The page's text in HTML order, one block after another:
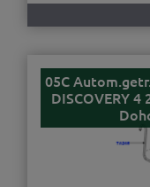
05C
DISCOVERY 4